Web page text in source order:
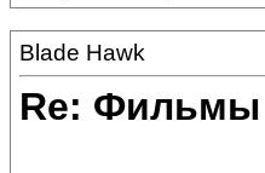
Blade Hawk
Re: Фильмы